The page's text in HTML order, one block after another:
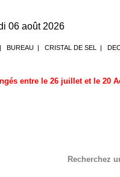
06 août 2026
| BUREAU | CRISTAL DE SEL |
entre le 26 juillet et le 20
Recherchez